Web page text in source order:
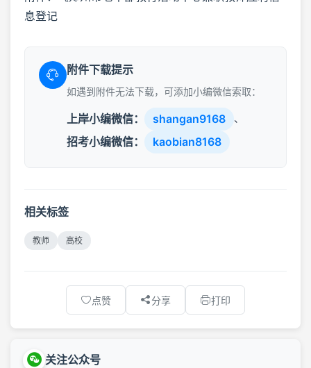
息登记
附件下载提示
如遇到附件无法下载，可添加小编微信索取：
上岸小编微信： shangan9168 、
招考小编微信： kaobian8168
相关标签
教师 高校
点赞 分享 打印
关注公众号